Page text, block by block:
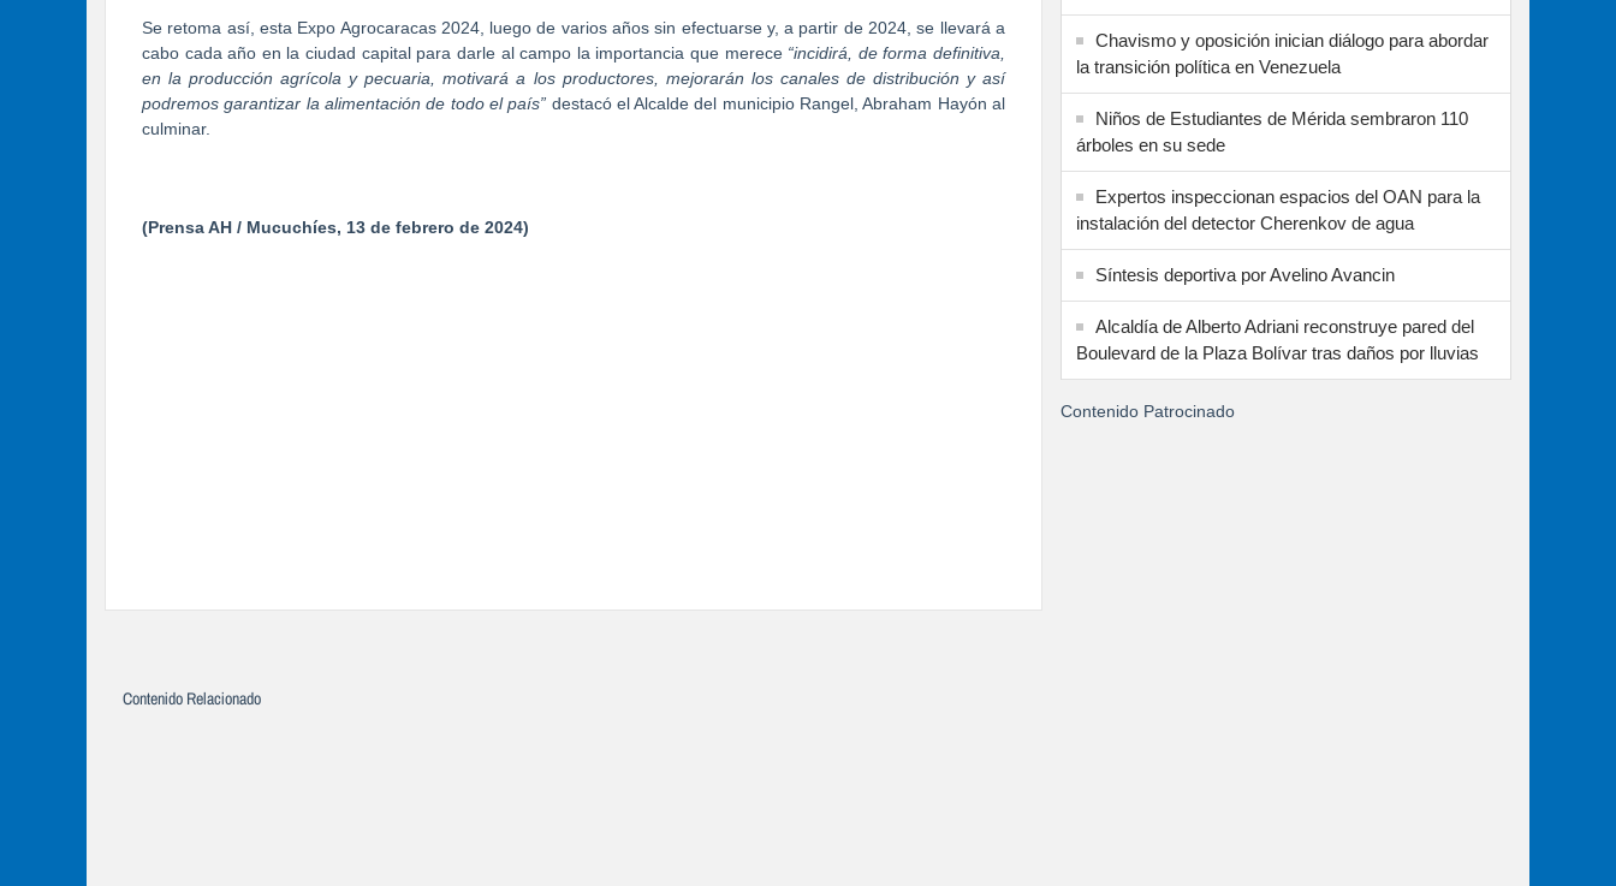
Se retoma así, esta Expo Agrocaracas 2024, luego de varios años sin efectuarse y, a partir de 2024, se llevará a
cabo cada año en la ciudad capital para darle al campo la importancia que merece “incidirá, de forma definitiva,
en la producción agrícola y pecuaria, motivará a los productores, mejorarán los canales de distribución y así
podremos garantizar la alimentación de todo el país” destacó el Alcalde del municipio Rangel, Abraham Hayón al
culminar.
(Prensa AH / Mucuchíes, 13 de febrero de 2024)
Chavismo y oposición inician diálogo para abordar
la transición política en Venezuela
Niños de Estudiantes de Mérida sembraron 110
árboles en su sede
Expertos inspeccionan espacios del OAN para la
instalación del detector Cherenkov de agua
Síntesis deportiva por Avelino Avancin
Alcaldía de Alberto Adriani reconstruye pared del
Boulevard de la Plaza Bolívar tras daños por lluvias
Contenido Patrocinado
Contenido Relacionado